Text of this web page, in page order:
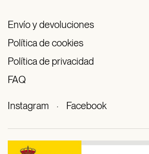
Envío y devoluciones
Política de cookies
Política de privacidad
FAQ
Instagram · Facebook